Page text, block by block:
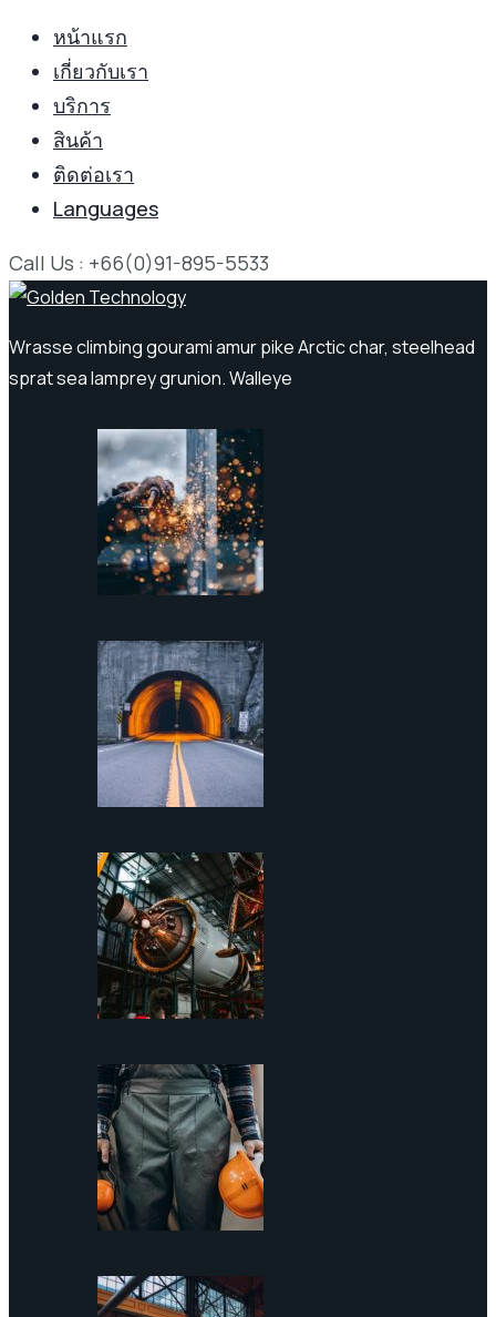
หน้าแรก
เกี่ยวกับเรา
บริการ
สินค้า
ติดต่อเรา
Languages
Call Us : +66(0)91-895-5533
Wrasse climbing gourami amur pike Arctic char, steelhead
sprat sea lamprey grunion. Walleye